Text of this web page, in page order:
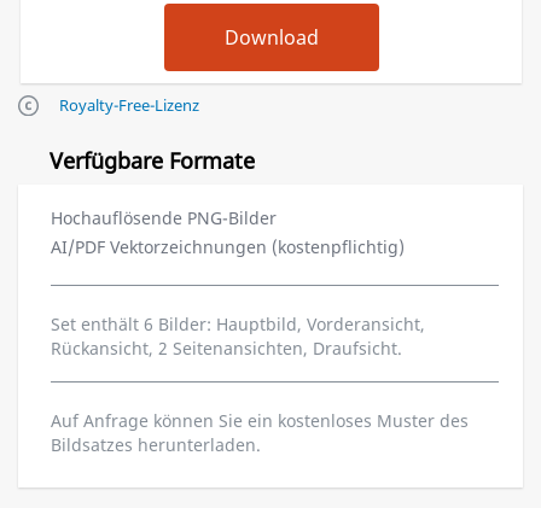
Royalty-Free-Lizenz
Verfügbare Formate
Hochauflösende PNG-Bilder
AI/PDF Vektorzeichnungen (kostenpflichtig)
Set enthält 6 Bilder: Hauptbild, Vorderansicht,
Rückansicht, 2 Seitenansichten, Draufsicht.
Auf Anfrage können Sie ein kostenloses Muster des
Bildsatzes herunterladen.